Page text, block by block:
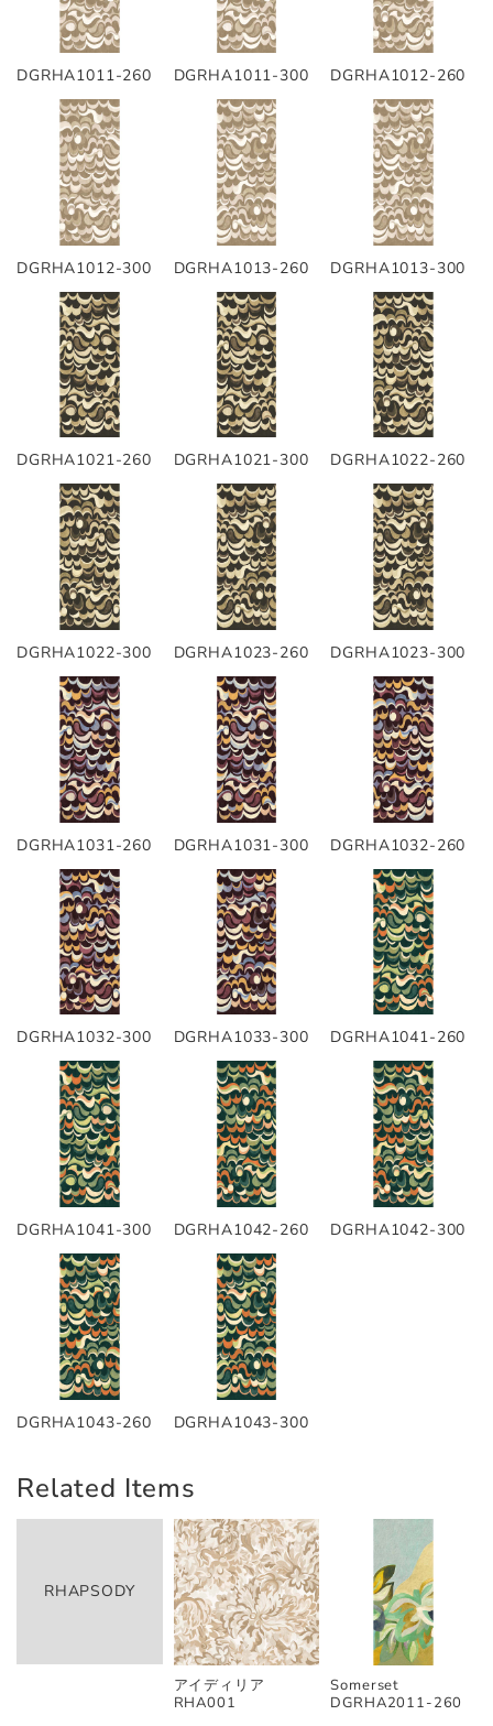
DGRHA1011-260 DGRHA1011-300 DGRHA1012-260
DGRHA1012-300 DGRHA1013-260 DGRHA1013-300
DGRHA1021-260 DGRHA1021-300 DGRHA1022-260
DGRHA1022-300 DGRHA1023-260 DGRHA1023-300
DGRHA1031-260 DGRHA1031-300 DGRHA1032-260
DGRHA1032-300 DGRHA1033-300 DGRHA1041-260
DGRHA1041-300 DGRHA1042-260 DGRHA1042-300
DGRHA1043-260 DGRHA1043-300
Related Items
RHAPSODY
アイディリア
RHA001
Somerset
DGRHA2011-260